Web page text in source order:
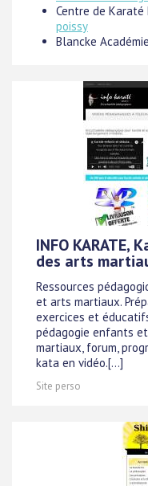
Centre de Karaté
poissy
Blancke
INFO KARATE,
des arts
Ressources
et arts martiaux.
exercices et
pédagogie enfants
martiaux, forum,
kata en vidéo.[...]
Site perso